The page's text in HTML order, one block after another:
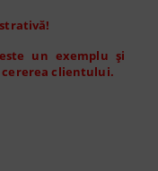
un exemplu și
clientului.